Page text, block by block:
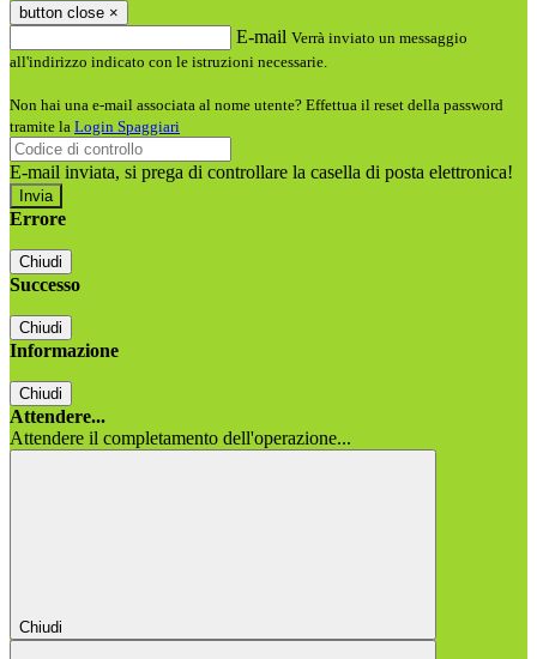
button close ×
E-mail Verrà inviato un messaggio
all'indirizzo indicato con le istruzioni necessarie.
Non hai una e-mail associata al nome utente? Effettua il reset della password
tramite la Login Spaggiari
E-mail inviata, si prega di controllare la casella di posta elettronica!
Errore
Chiudi
Successo
Chiudi
Informazione
Chiudi
Attendere...
Attendere il completamento dell'operazione...
Chiudi